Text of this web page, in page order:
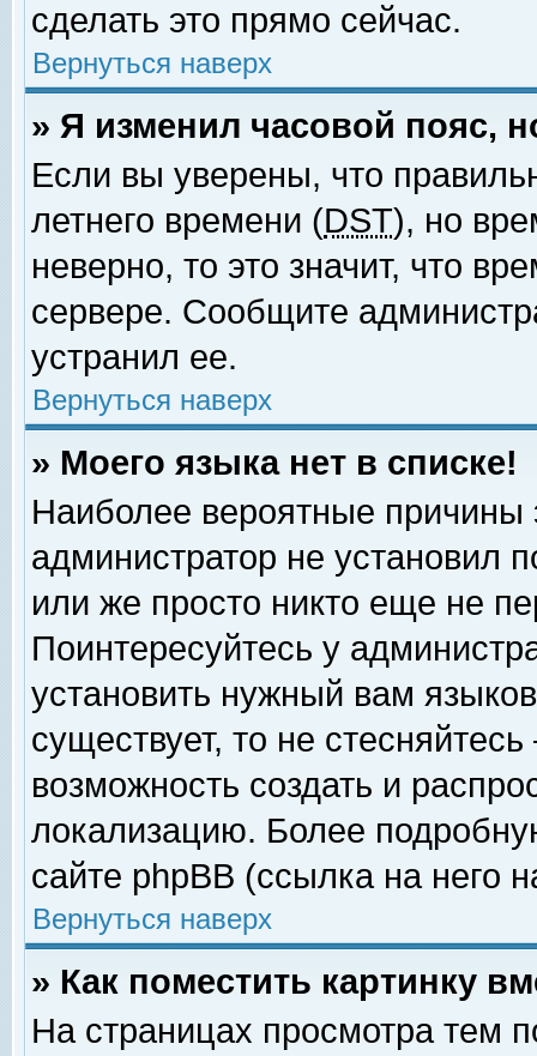
сделать это прямо сейчас.
Вернуться наверх
» Я изменил часовой пояс,
Если вы уверены, что
летнего времени (DST), но
неверно, то это значит, что
сервере. Сообщите
устранил ее.
Вернуться наверх
» Моего языка нет в списке!
Наиболее вероятные причины
администратор не установил
или же просто никто еще не
Поинтересуйтесь у
установить нужный вам
существует, то не
возможность создать и
локализацию. Более
сайте phpBB (ссылка на него
Вернуться наверх
» Как поместить картинку
На страницах просмотра тем